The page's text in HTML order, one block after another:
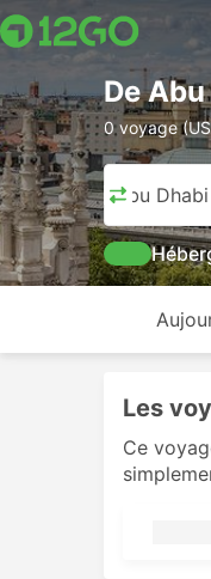
De
0 voyage
Abu Dhabi
Les
Ce